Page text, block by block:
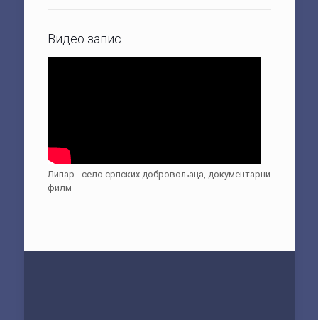
Видео запис
Липар - село српских добровољаца, документарни
филм